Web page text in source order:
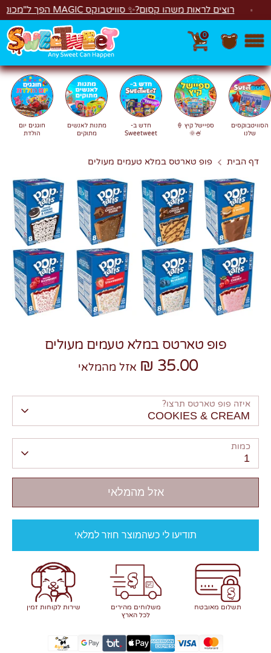
רוצים לראות משהו קסום?✨ סוויטבוקס MAGIC הפך ל"מכונת משחקים"! 🎁🕹️
0
חפשחיפוש
הסוויטבוקסים
שלנו
ספיישל קיץ 🍦
🍧🌞
חדש ב-
Sweetweet
מתנות לאנשים
מתוקים
חוגגים יום
הולדת
דף הבית פופ טארטס במלא טעמים מעולים
פופ טארטס במלא טעמים מעולים
35.00 ₪ אזל מהמלאי
איזה פופ טארטס תרצו?
COOKIES & CREAM
כמות
1
אזל מהמלאי
תודיעו לי כשהמוצר חוזר למלאי
תשלום מאובטח
משלוחים מהירים
לכל הארץ
שירות לקוחות זמין